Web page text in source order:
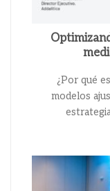
¿Por qué
modelos